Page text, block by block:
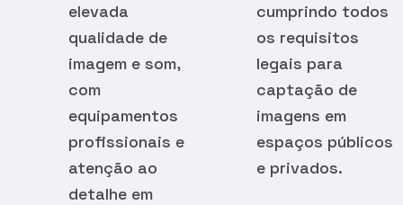
elevada
qualidade de
imagem e som,
com
equipamentos
profissionais e
atenção ao
detalhe em
cumprindo todos
os requisitos
legais para
captação de
imagens em
espaços públicos
e privados.